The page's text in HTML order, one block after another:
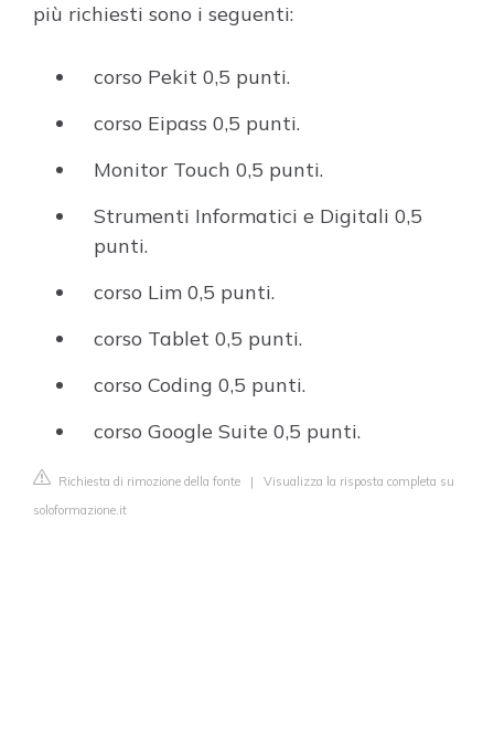
più richiesti sono i seguenti:
corso Pekit 0,5 punti.
corso Eipass 0,5 punti.
Monitor Touch 0,5 punti.
Strumenti Informatici e Digitali 0,5
punti.
corso Lim 0,5 punti.
corso Tablet 0,5 punti.
corso Coding 0,5 punti.
corso Google Suite 0,5 punti.
Richiesta di rimozione della fonte | Visualizza la risposta completa su
soloformazione.it